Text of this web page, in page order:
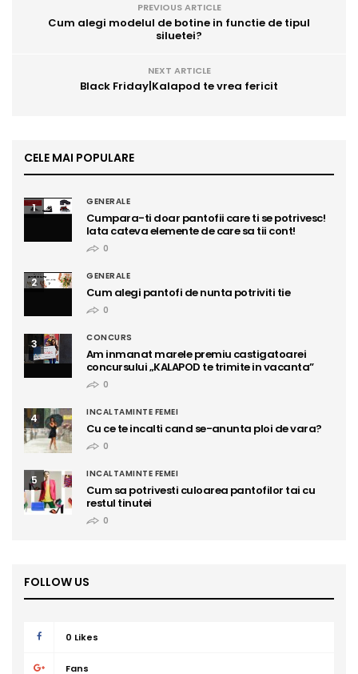
PREVIOUS ARTICLE
Cum alegi modelul de botine in functie de tipul
siluetei?
NEXT ARTICLE
Black Friday|Kalapod te vrea fericit
CELE MAI POPULARE
1 GENERALE
Cumpara-ti doar pantofii care ti se potrivesc!
Iata cateva elemente de care sa tii cont!
0
2 GENERALE
Cum alegi pantofi de nunta potriviti tie
0
3 CONCURS
Am inmanat marele premiu castigatoarei
concursului „KALAPOD te trimite in vacanta”
0
4 INCALTAMINTE FEMEI
Cu ce te incalti cand se-anunta ploi de vara?
0
5 INCALTAMINTE FEMEI
Cum sa potrivesti culoarea pantofilor tai cu
restul tinutei
0
FOLLOW US
0 Likes
Fans